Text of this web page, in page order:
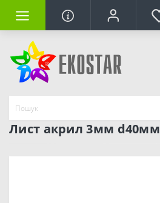
Лист акрил 3мм d40мм